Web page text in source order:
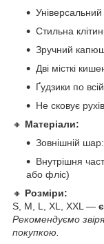
Стильна
Зручний
Дві місткі
Ґудзики по
Не сковує
🔸 Матеріали:
Зовнішній
Внутрішня
або фліс)
🔸 Розміри:
S, M, L, XL, XXL —
Рекомендуємо
покупкою.